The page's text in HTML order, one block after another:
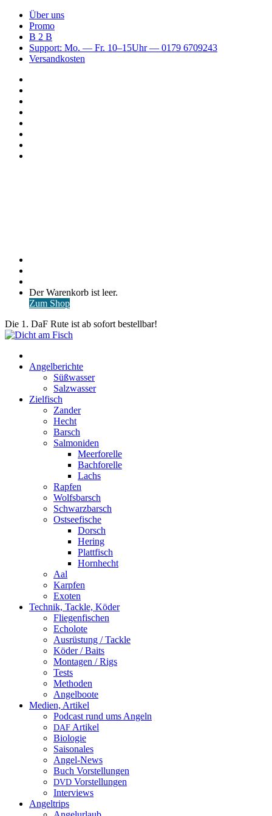
Über uns
Promo
B 2 B
Support: Mo. — Fr. 10–15Uhr — 0179 6709243
Versandkosten
Warenkorb
ansehen
Der Warenkorb ist leer.
Zum Shop
Die 1. DaF Rute ist ab sofort bestellbar!
Angelberichte
Süßwasser
Salzwasser
Zielfisch
Zander
Hecht
Barsch
Salmoniden
Meerforelle
Bachforelle
Lachs
Rapfen
Wolfsbarsch
Schwarzbarsch
Ostseefische
Dorsch
Hering
Plattfisch
Hornhecht
Aal
Karpfen
Exoten
Technik, Tackle, Köder
Fliegenfischen
Echolote
Ausrüstung / Tackle
Köder / Baits
Montagen / Rigs
Tests
Methoden
Angelboote
Medien, Artikel
Podcast rund ums Angeln
DAF Artikel
Biologie
Saisonales
Angel-News
Buch Vorstellungen
DVD Vorstellungen
Interviews
Angeltrips